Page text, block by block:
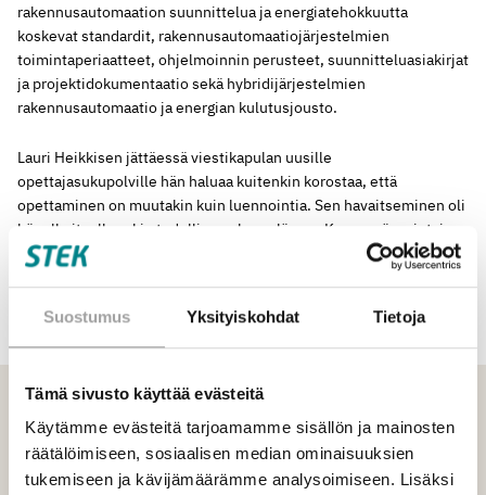
Suostumus Yksityiskohdat Tietoja
Tämä sivusto käyttää evästeitä
Käytämme evästeitä tarjoamamme sisällön ja mainosten
räätälöimiseen, sosiaalisen median ominaisuuksien
tukemiseen ja kävijämäärämme analysoimiseen. Lisäksi
rakennusautomaation suunnittelua ja energiatehokkuutta
koskevat standardit, rakennusautomaatiojärjestelmien
toimintaperiaatteet, ohjelmoinnin perusteet, suunnitteluasiakirjat
ja projektidokumentaatio sekä hybridijärjestelmien
rakennusautomaatio ja energian kulutusjousto.
Lauri Heikkisen jättäessä viestikapulan uusille
opettajasukupolville hän haluaa kuitenkin korostaa, että
opettaminen on muutakin kuin luennointia. Sen havaitseminen oli
hänelle itselleenkin todellinen ahaa-elämys. Kyseessä on jotain,
joka on paljon enemmän kuin pelkkä teoria: soveltamista,
ryhmätöitä, laskuharjoituksia, vuorovaikutusta ja kanssakäymistä